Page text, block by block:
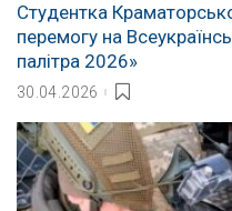
Студентка
перемогу на
палітра 2026»
30.04.2026